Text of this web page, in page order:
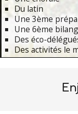
Du latin
Une 3ème
Une 6ème
Des éco-
Des activités le